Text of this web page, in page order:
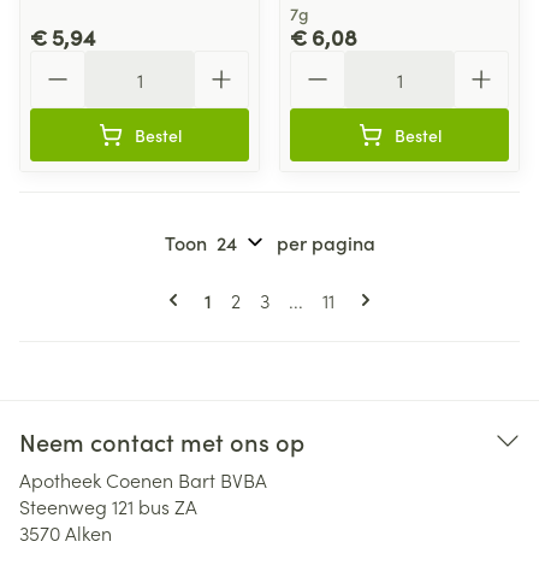
€ 5,94
Bestel
7g
€ 6,08
Bestel
Pagina's
U lees momenteel pagina
1 Pagina
2 Pagina
3 ... Pagina
11
Toon per pagina
Neem contact met ons op
Apotheek Coenen Bart BVBA
Steenweg 121 bus ZA
3570Alken